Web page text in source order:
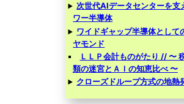
次世代AIデータセンターを支
ワー半導体
ワイドギャップ半導体として
ヤモンド
ＬＬＰ会計ものがたり // 〜
類の迷宮とＡＩの知恵比べ 〜
クローズドループ方式の地熱